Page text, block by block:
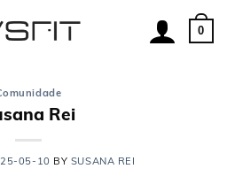
0
Rei
05-10 BY SUSANA REI